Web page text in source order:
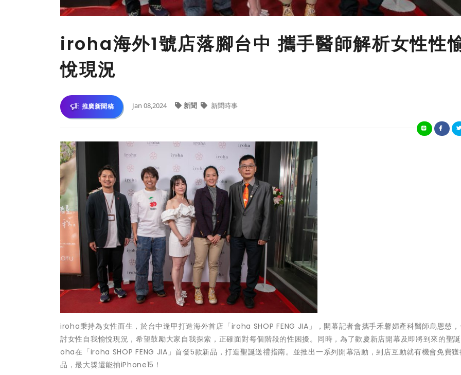
iroha海外1號店落腳台中 攜手醫師解析女性性
悅現況
推廣新聞稿 Jan 08,2024 新聞 新聞時事
iroha秉持為女性而生，於台中逢甲打造海外首店「iroha SHOP FENG JIA」，開幕記者會攜手禾馨婦產科醫師烏恩慈，
討女性自我愉悅現況，希望鼓勵大家自我探索，正確面對每個階段的性困擾。同時，為了歡慶新店開幕及即將到來的聖
oha在「iroha SHOP FENG JIA」首發5款新品，打造聖誕送禮指南。並推出一系列開幕活動，到店互動就有機會免費
品，最大獎還能抽iPhone15！